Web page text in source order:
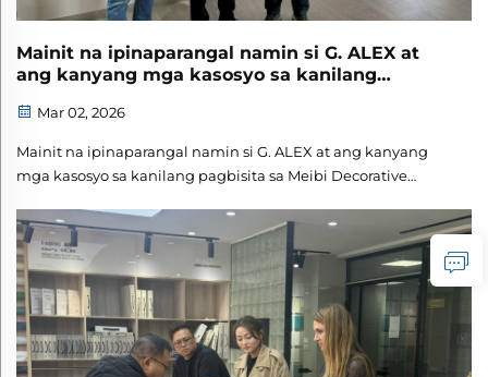
Mainit na ipinaparangal namin si G. ALEX at
ang kanyang mga kasosyo sa kanilang
Mar 02, 2026
Mainit na ipinaparangal namin si G. ALEX at ang kanyang
mga kasosyo sa kanilang pagbisita sa Meibi Decorative
ng malaking pagpapahalaga sa aming mga produkto ng
wall fabric at umaasa sa karagdagang pakikipagtulungan.
Maligayang pagdating din sa Chongqing!